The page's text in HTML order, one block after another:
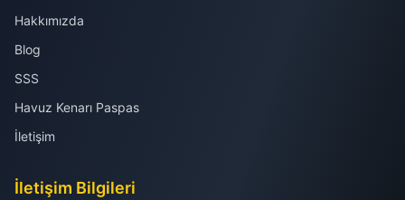
Hakkımızda
Blog
SSS
Havuz Kenarı Paspas
İletişim
İletişim Bilgileri